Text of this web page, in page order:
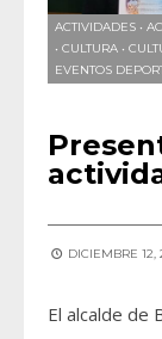
ACTIVIDADES •
• CULTURA •
EVENTOS
DICIEMBRE 12,
El alcalde de